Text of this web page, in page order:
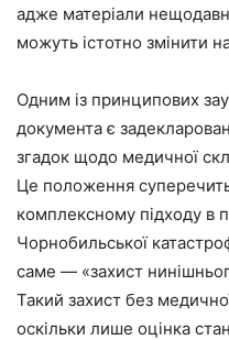
адже матеріали
можуть істотно змінити
Одним із принципових
документа є
згадок щодо медичної
Це положення
комплексному підходу в
Чорнобильської
саме — «захист
Такий захист без
оскільки лише оцінка